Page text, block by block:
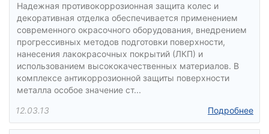
Надежная противокоррозионная защита колес и
декоративная отделка обеспечивается применением
современного окрасочного оборудования, внедрением
прогрессивных методов подготовки поверхности,
нанесения лакокрасочных покрытий (ЛКП) и
использованием высококачественных материалов. В
комплексе антикоррозионной защиты поверхности
металла особое значение ст...
12.03.13
Подробнее